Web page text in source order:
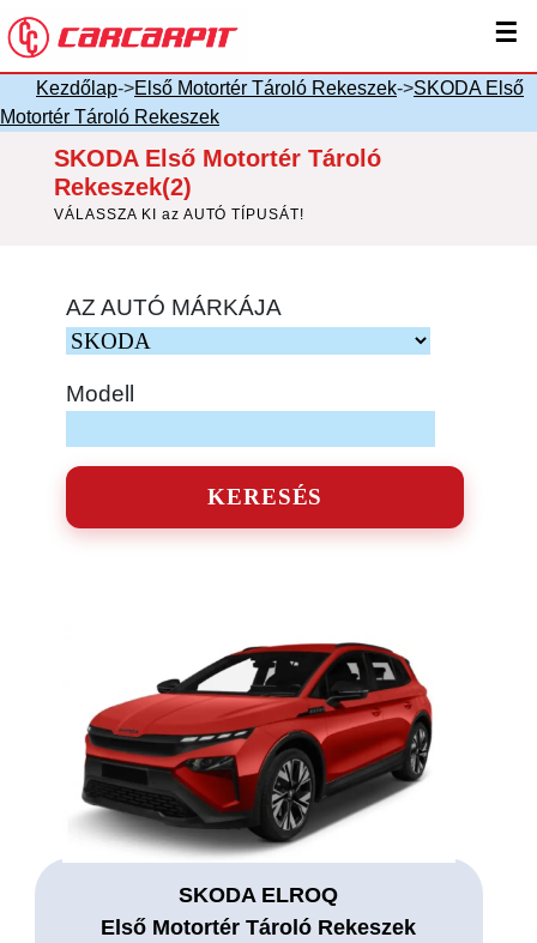
☰
Kezdőlap->Első Motortér Tároló Rekeszek->SKODA Első
Motortér Tároló Rekeszek
SKODA Első Motortér Tároló
Rekeszek(2)
VÁLASSZA KI az AUTÓ TÍPUSÁT!
AZ AUTÓ MÁRKÁJA
Modell
KERESÉS
SKODA ELROQ
Első Motortér Tároló Rekeszek